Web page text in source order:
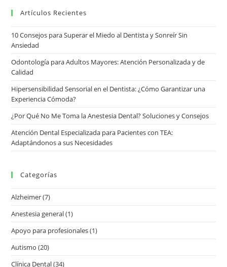
Artículos Recientes
10 Consejos para Superar el Miedo al Dentista y Sonreír Sin
Ansiedad
Odontología para Adultos Mayores: Atención Personalizada y de
Calidad
Hipersensibilidad Sensorial en el Dentista: ¿Cómo Garantizar una
Experiencia Cómoda?
¿Por Qué No Me Toma la Anestesia Dental? Soluciones y Consejos
Atención Dental Especializada para Pacientes con TEA:
Adaptándonos a sus Necesidades
Categorías
Alzheimer(7)
Anestesia general(1)
Apoyo para profesionales(1)
Autismo (20)
Clínica Dental(34)